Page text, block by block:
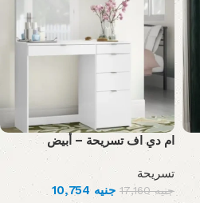
ام دي اف تسريحة – أبيض
تسريحة
جنيه17,160 جنيه 10,754